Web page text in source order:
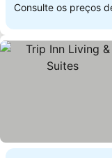
Consulte os preços